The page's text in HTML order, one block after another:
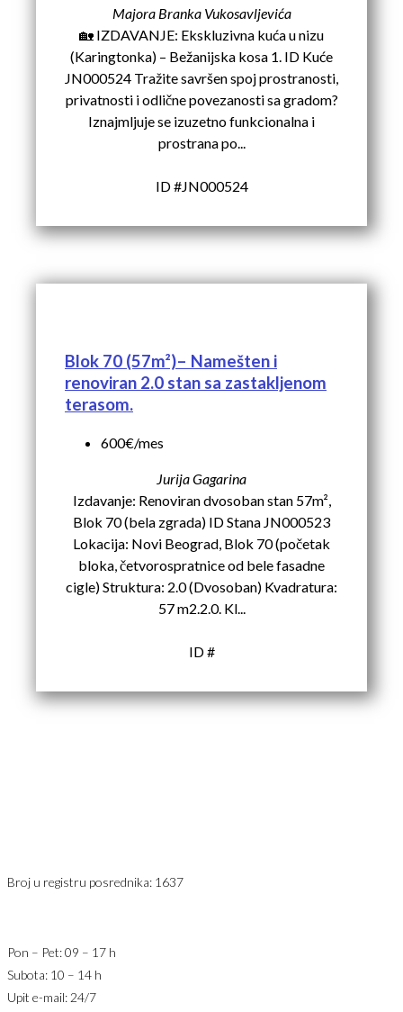
Majora Branka Vukosavljevića
🏡 IZDAVANJE: Ekskluzivna kuća u nizu
(Karingtonka) – Bežanijska kosa 1. ID Kuće
JN000524 Tražite savršen spoj prostranosti,
privatnosti i odlične povezanosti sa gradom?
Iznajmljuje se izuzetno funkcionalna i
prostrana po...
ID #JN000524
Blok 70 (57m²)– Namešten i
renoviran 2.0 stan sa zastakljenom
terasom.
600€/mes
Jurija Gagarina
Izdavanje: Renoviran dvosoban stan 57m²,
Blok 70 (bela zgrada) ID Stana JN000523
Lokacija: Novi Beograd, Blok 70 (početak
bloka, četvorospratnice od bele fasadne
cigle) Struktura: 2.0 (Dvosoban) Kvadratura:
57 m2.2.0. Kl...
ID #
Broj u registru posrednika: 1637
Pon – Pet: 09 – 17 h
Subota: 10 – 14 h
Upit e-mail: 24/7